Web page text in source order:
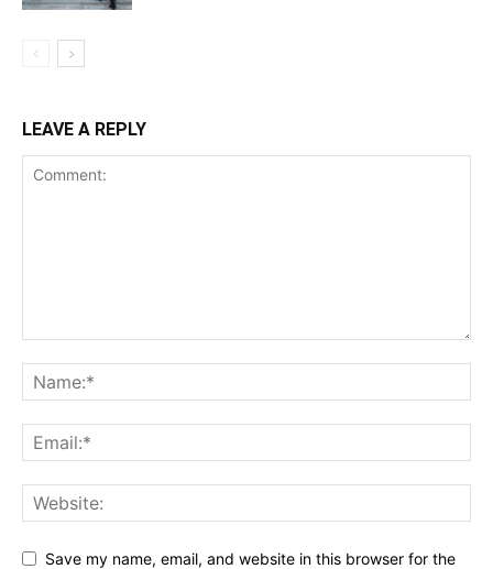
LEAVE A REPLY
Save my name, email, and website in this browser for the